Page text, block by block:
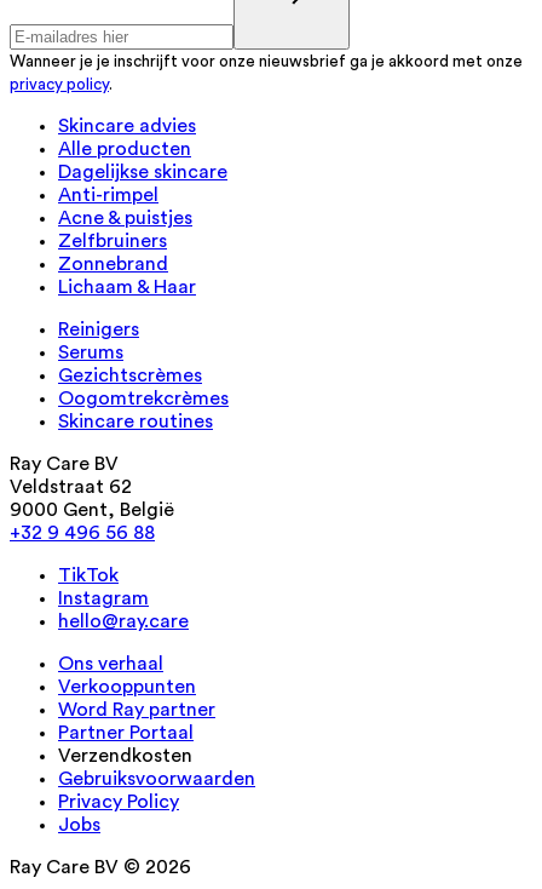
Wanneer je je inschrijft voor onze nieuwsbrief ga je akkoord met onze
privacy policy.
Skincare advies
Alle producten
Dagelijkse skincare
Anti-rimpel
Acne & puistjes
Zelfbruiners
Zonnebrand
Lichaam & Haar
Reinigers
Serums
Gezichtscrèmes
Oogomtrekcrèmes
Skincare routines
Ray Care BV
Veldstraat 62
9000 Gent, België
+32 9 496 56 88
TikTok
Instagram
hello@ray.care
Ons verhaal
Verkooppunten
Word Ray partner
Partner Portaal
Verzendkosten
Gebruiksvoorwaarden
Privacy Policy
Jobs
Ray Care BV © 2026